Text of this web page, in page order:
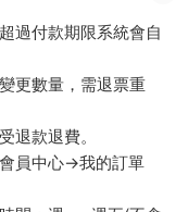
過付款期限系統會自
更數量，需退票重
退款退費。
員中心→我的訂單